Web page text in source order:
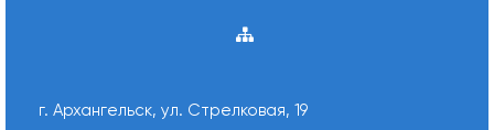
г. Архангельск, ул. Стрелковая, 19